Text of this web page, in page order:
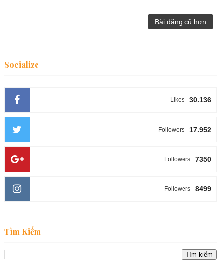
Bài đăng cũ hơn
Socialize
30.136
Likes
17.952
Followers
7350
Followers
8499
Followers
Tìm Kiếm